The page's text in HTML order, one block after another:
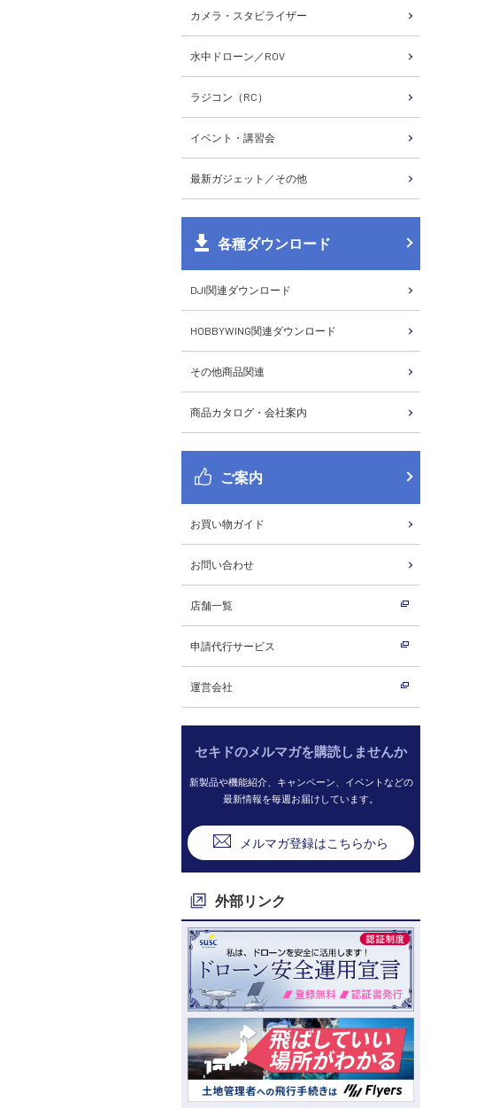
カメラ・スタビライザー
水中ドローン／ROV
ラジコン（RC）
イベント・講習会
最新ガジェット／その他
各種ダウンロード
DJI関連ダウンロード
HOBBYWING関連ダウンロード
その他商品関連
商品カタログ・会社案内
ご案内
お買い物ガイド
お問い合わせ
店舗一覧
申請代行サービス
運営会社
セキドのメルマガを購読しませんか
新製品や機能紹介、キャンペーン、イベントなどの
最新情報を毎週お届けしています。
メルマガ登録はこちらから
外部リンク